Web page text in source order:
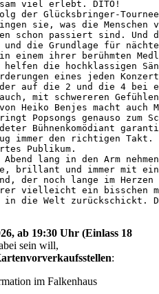
viel erlebt. DITO!
der
sie, was die
schon passiert sind. Und
und die Grundlage für
in einem ihrer berühmten
die hochklassigen
eines jeden
auf die 2 und die 4 bei
mit schwereren
Heiko Benjes macht
Popsongs genauso zum
Bühnenkomödiant
immer den richtigen
Publikum.
lang in den Arm
brillant und immer mit
der noch lange im
vielleicht ein
in die Welt zurückschickt.
ab 19:30 Uhr (Einlass 18
sein will,
:
im Falkenhaus